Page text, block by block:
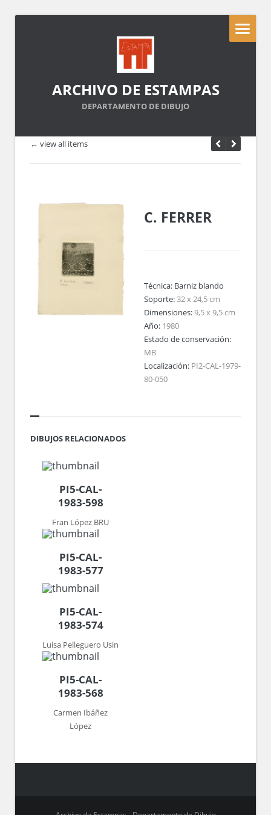
ARCHIVO DE ESTAMPAS
DEPARTAMENTO DE DIBUJO
← view all items
C. FERRER
Técnica: Barniz blando
Soporte:32 x 24,5 cm
Dimensiones:9,5 x 9,5 cm
Año: 1980
Estado de conservación:
MB
Localización: PI2-CAL-1979-
80-050
DIBUJOS RELACIONADOS
PI5-CAL-
1983-598
Fran López BRU
PI5-CAL-
1983-577
PI5-CAL-
1983-574
Luisa Pelleguero Usin
PI5-CAL-
1983-568
Carmen Ibáñez
López